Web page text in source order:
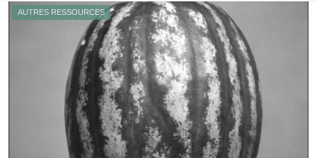
AUTRES RESSOURCES